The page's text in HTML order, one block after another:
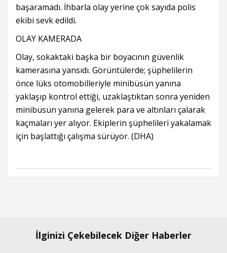
başaramadı. İhbarla olay yerine çok sayıda polis
ekibi sevk edildi.
OLAY KAMERADA
Olay, sokaktaki başka bir boyacının güvenlik
kamerasına yansıdı. Görüntülerde; şüphelilerin
önce lüks otomobilleriyle minibüsün yanına
yaklaşıp kontrol ettiği, uzaklaştıktan sonra yeniden
minibüsün yanına gelerek para ve altınları çalarak
kaçmaları yer alıyor. Ekiplerin şüphelileri yakalamak
için başlattığı çalışma sürüyor. (DHA)
İlginizi Çekebilecek Diğer Haberler